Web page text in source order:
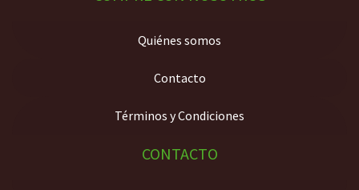
Quiénes somos
Contacto
Términos y Condiciones
CONTACTO